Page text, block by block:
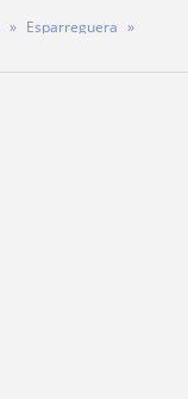
Esparreguera